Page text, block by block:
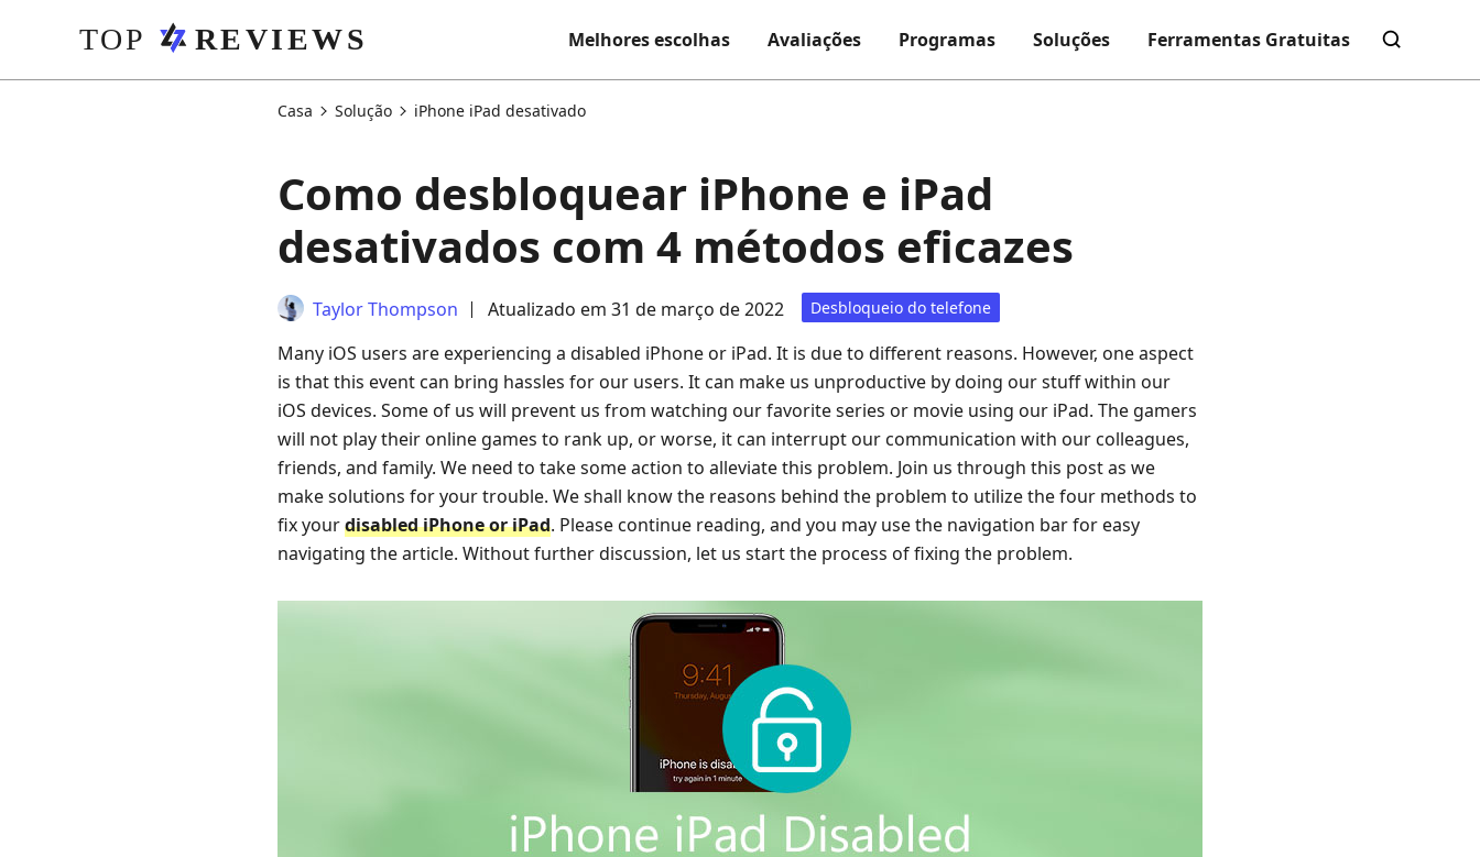
Melhores escolhas Avaliações Programas Soluções Ferramentas Gratuitas
Casa Solução iPhone iPad desativado
Como desbloquear iPhone e iPad
desativados com 4 métodos eficazes
Taylor Thompson Atualizado em 31 de março de 2022 Desbloqueio do telefone
Many iOS users are experiencing a disabled iPhone or iPad. It is due to different reasons. However, one aspect
is that this event can bring hassles for our users. It can make us unproductive by doing our stuff within our
iOS devices. Some of us will prevent us from watching our favorite series or movie using our iPad. The gamers
will not play their online games to rank up, or worse, it can interrupt our communication with our colleagues,
friends, and family. We need to take some action to alleviate this problem. Join us through this post as we
make solutions for your trouble. We shall know the reasons behind the problem to utilize the four methods to
fix yourdisabled iPhone or iPad. Please continue reading, and you may use the navigation bar for easy
navigating the article. Without further discussion, let us start the process of fixing the problem.